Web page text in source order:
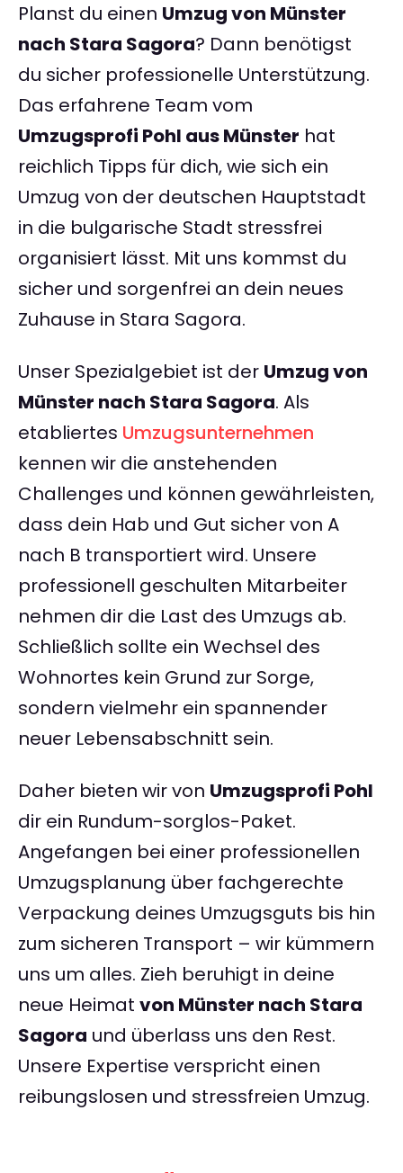
Planst du einen Umzug von Münster
nach Stara Sagora? Dann benötigst
du sicher professionelle Unterstützung.
Das erfahrene Team vom
Umzugsprofi Pohl aus Münster hat
reichlich Tipps für dich, wie sich ein
Umzug von der deutschen Hauptstadt
in die bulgarische Stadt stressfrei
organisiert lässt. Mit uns kommst du
sicher und sorgenfrei an dein neues
Zuhause in Stara Sagora.
Unser Spezialgebiet ist der Umzug von
Münster nach Stara Sagora. Als
etabliertes Umzugsunternehmen
kennen wir die anstehenden
Challenges und können gewährleisten,
dass dein Hab und Gut sicher von A
nach B transportiert wird. Unsere
professionell geschulten Mitarbeiter
nehmen dir die Last des Umzugs ab.
Schließlich sollte ein Wechsel des
Wohnortes kein Grund zur Sorge,
sondern vielmehr ein spannender
neuer Lebensabschnitt sein.
Daher bieten wir von Umzugsprofi Pohl
dir ein Rundum-sorglos-Paket.
Angefangen bei einer professionellen
Umzugsplanung über fachgerechte
Verpackung deines Umzugsguts bis hin
zum sicheren Transport – wir kümmern
uns um alles. Zieh beruhigt in deine
neue Heimat von Münster nach Stara
Sagora und überlass uns den Rest.
Unsere Expertise verspricht einen
reibungslosen und stressfreien Umzug.